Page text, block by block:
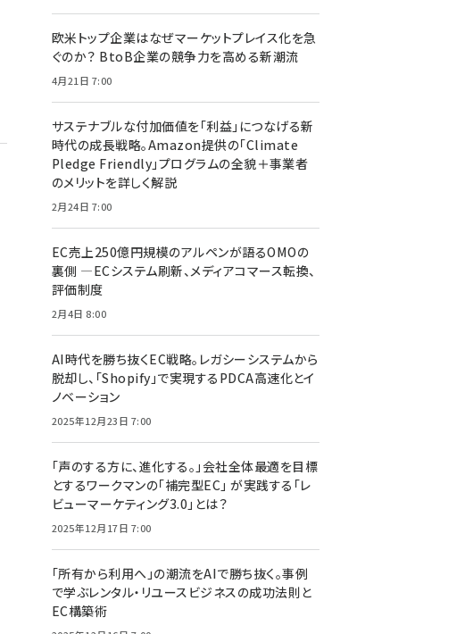
欧米トップ企業はなぜマーケットプレイス化を急
ぐのか？ BtoB企業の競争力を高める新潮流
4月21日 7:00
サステナブルな付加価値を「利益」につなげる新
時代の成長戦略。Amazon提供の「Climate
Pledge Friendly」プログラムの全貌＋事業者
のメリットを詳しく解説
2月24日 7:00
EC売上250億円規模のアルペンが語るOMOの
裏側 ―ECシステム刷新、メディアコマース転換、
評価制度
2月4日 8:00
AI時代を勝ち抜くEC戦略。レガシーシステムから
脱却し、「Shopify」で実現するPDCA高速化とイ
ノベーション
2025年12月23日 7:00
「声のする方に、進化する。」会社全体最適を目標
とするワークマンの「補完型EC」 が実践する「レ
ビューマーケティング3.0」とは？
2025年12月17日 7:00
「所有から利用へ」の潮流をAIで勝ち抜く。事例
で学ぶレンタル・リユースビジネスの成功法則と
EC構築術